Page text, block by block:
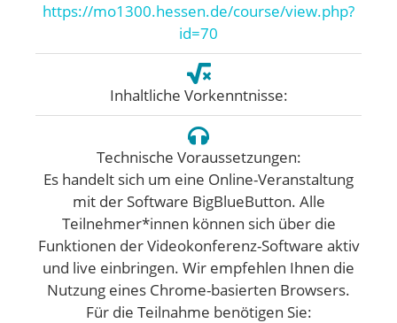
https://mo1300.hessen.de/course/view.php?
id=70
Inhaltliche Vorkenntnisse:
Technische Voraussetzungen:
Es handelt sich um eine Online-Veranstaltung
mit der Software BigBlueButton. Alle
Teilnehmer*innen können sich über die
Funktionen der Videokonferenz-Software aktiv
und live einbringen. Wir empfehlen Ihnen die
Nutzung eines Chrome-basierten Browsers.
Für die Teilnahme benötigen Sie: